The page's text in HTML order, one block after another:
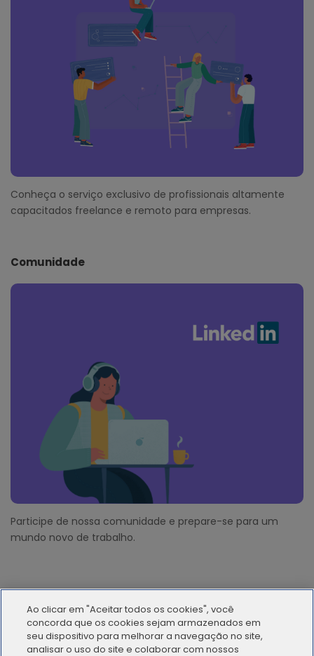
Conheça o serviço exclusivo de profissionais altamente
capacitados freelance e remoto para empresas.
Comunidade
Participe de nossa comunidade e prepare-se para um
mundo novo de trabalho.
© 2012 - 2025 | Workana LLC - Todos los derechos
Ao clicar em "Aceitar todos os cookies", você
concorda que os cookies sejam armazenados em
seu dispositivo para melhorar a navegação no site,
analisar o uso do site e colaborar com nossos